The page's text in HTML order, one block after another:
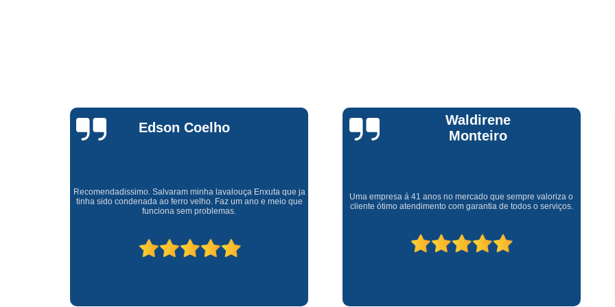
Assistencia Tecnica Microondas
Microondas Brastemp Assistencia Tecnica
Conserto de Maquina de Lavar
Conserto Maquina de Lavar
Conserto Maquina de Lavar Roupa
Conserto Adega
Conserto Adega
Waldirene
Monteiro
Uma empresa á 41 anos no mercado que sempre valoriza o
cliente ótimo atendimento com garantia de todos o serviços.
Claúdia
Andrullis
telefônico (q hj infelizmente é um problema), e a eficiência do
técnico Sr Henrique na solução do problema da minha lava e
seca q minha família não vive mais sem. #recomendo os